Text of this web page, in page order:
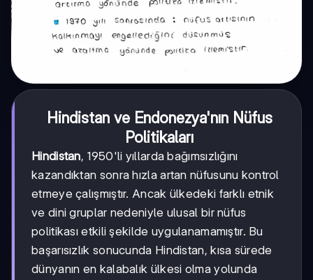
Hindistan ve Endonezya'nın Nüfus
Politikaları
Hindistan, 1950'li yıllarda bağımsızlığını
kazandıktan sonra hızla artan nüfusunu kontrol
etmeye çalışmıştır. Ancak ülkedeki farklı etnik
ve dini gruplar nedeniyle ulusal bir nüfus
politikası etkili şekilde uygulanamamıştır. Bu
başarısızlık sonucunda Hindistan, kısa sürede
dünyanın en kalabalık ülkesi olma yolunda